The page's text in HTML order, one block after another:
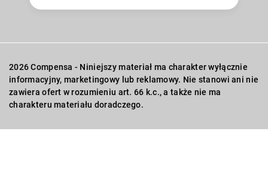
2026 Compensa - Niniejszy materiał ma charakter wyłącznie
informacyjny, marketingowy lub reklamowy. Nie stanowi ani nie
zawiera ofert w rozumieniu art. 66 k.c., a także nie ma
charakteru materiału doradczego.